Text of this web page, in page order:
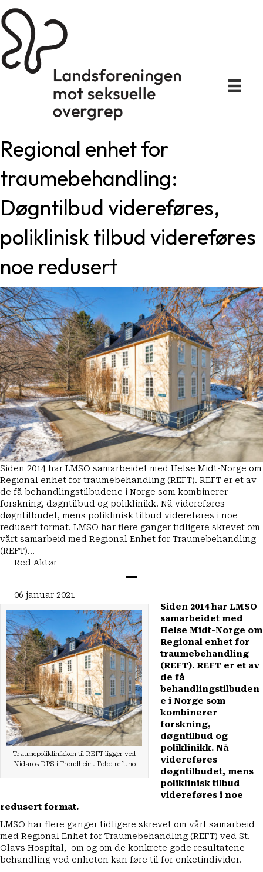
Regional enhet for
traumebehandling:
Døgntilbud videreføres,
poliklinisk tilbud videreføres
noe redusert
Siden 2014 har LMSO samarbeidet med Helse Midt-Norge om
Regional enhet for traumebehandling (REFT). REFT er et av
de få behandlingstilbudene i Norge som kombinerer
forskning, døgntilbud og poliklinikk. Nå videreføres
døgntilbudet, mens poliklinisk tilbud videreføres i noe
redusert format. LMSO har flere ganger tidligere skrevet om
vårt samarbeid med Regional Enhet for Traumebehandling
(REFT)…
Red Aktør
06 januar 2021
Traumepoliklinikken til REFT ligger ved
Nidaros DPS i Trondheim. Foto: reft.no
Siden 2014 har LMSO
samarbeidet med
Helse Midt-Norge om
Regional enhet for
traumebehandling
(REFT). REFT er et av
de få
behandlingstilbuden
e i Norge som
kombinerer
forskning,
døgntilbud og
poliklinikk. Nå
videreføres
døgntilbudet, mens
poliklinisk tilbud
videreføres i noe
redusert format.
LMSO har flere ganger tidligere skrevet om vårt samarbeid
med Regional Enhet for Traumebehandling (REFT) ved St.
Olavs Hospital, om og om de konkrete gode resultatene
behandling ved enheten kan føre til for enketindivider.